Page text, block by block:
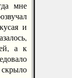
мне
и
а к